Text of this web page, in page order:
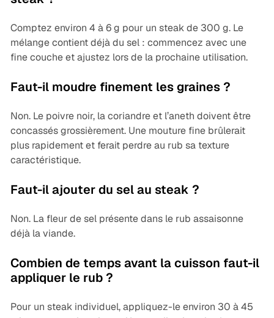
Comptez environ 4 à 6 g pour un steak de 300 g. Le
mélange contient déjà du sel : commencez avec une
fine couche et ajustez lors de la prochaine utilisation.
Faut-il moudre finement les graines ?
Non. Le poivre noir, la coriandre et l’aneth doivent être
concassés grossièrement. Une mouture fine brûlerait
plus rapidement et ferait perdre au rub sa texture
caractéristique.
Faut-il ajouter du sel au steak ?
Non. La fleur de sel présente dans le rub assaisonne
déjà la viande.
Combien de temps avant la cuisson faut-il
appliquer le rub ?
Pour un steak individuel, appliquez-le environ 30 à 45